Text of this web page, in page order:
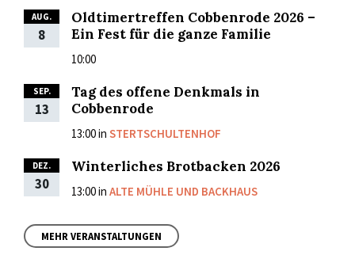
AUG.
8
Oldtimertreffen Cobbenrode 2026 –
Ein Fest für die ganze Familie
10:00
SEP.
13
Tag des offene Denkmals in
Cobbenrode
13:00in STERTSCHULTENHOF
DEZ.
30
Winterliches Brotbacken 2026
13:00in ALTE MÜHLE UND BACKHAUS
MEHR VERANSTALTUNGEN